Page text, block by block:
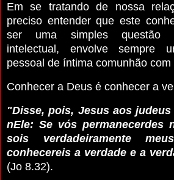
Em se tratando de nossa
preciso entender que este
ser uma simples questão
intelectual, envolve sempre
pessoal de íntima comunhão com
Conhecer a Deus é conhecer a
"Disse, pois, Jesus aos
nEle: Se vós permanecerdes
sois verdadeiramente
conhecereis a verdade e a
(Jo 8.32).